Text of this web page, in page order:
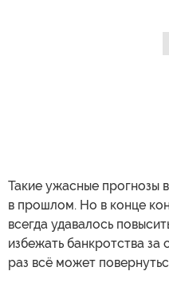
Такие ужасные прогнозы
в прошлом. Но в конце
всегда удавалось
избежать банкротства за
раз всё может